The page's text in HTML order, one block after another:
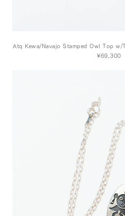
Atq Kewa/Navajo Stamped Owl Top w/
¥69,300